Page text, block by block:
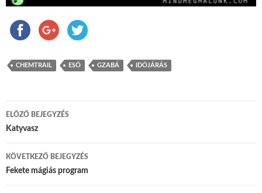
CHEMTRAIL ESŐ GZABÁ IDŐJÁRÁS
Bejegyzés navigáció
ELŐZŐ BEJEGYZÉS
Katyvasz
KÖVETKEZŐ BEJEGYZÉS
Fekete mágiás program